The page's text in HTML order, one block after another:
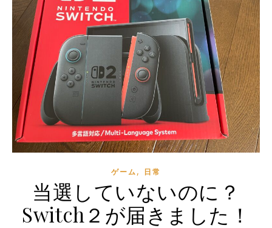
ゲーム, 日常
当選していないのに？
Switch２が届きました！